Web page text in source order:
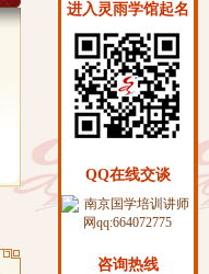
进入灵雨学馆起名
QQ在线交谈
咨询热线